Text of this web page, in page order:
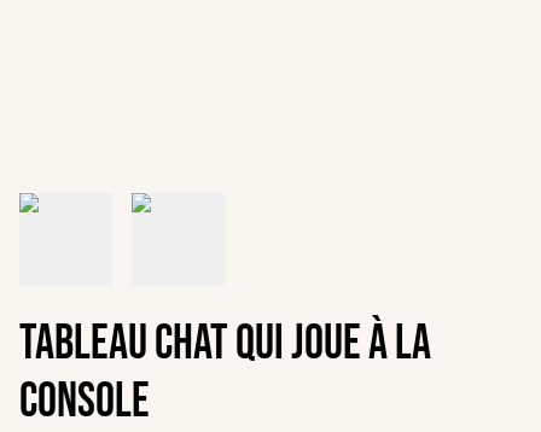
Tableau Chat qui joue à la
console